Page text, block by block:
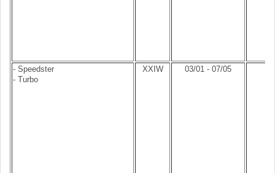
- Speedster
- Turbo
XXIW 03/01 - 07/05